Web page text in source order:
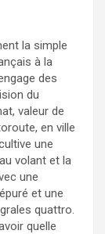
la simple
à la
des
du
valeur de
en ville
une
volant et la
une
et une
quattro.
quelle